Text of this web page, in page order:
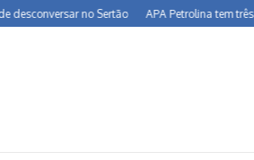
no Sertão APA Petrolina tem três